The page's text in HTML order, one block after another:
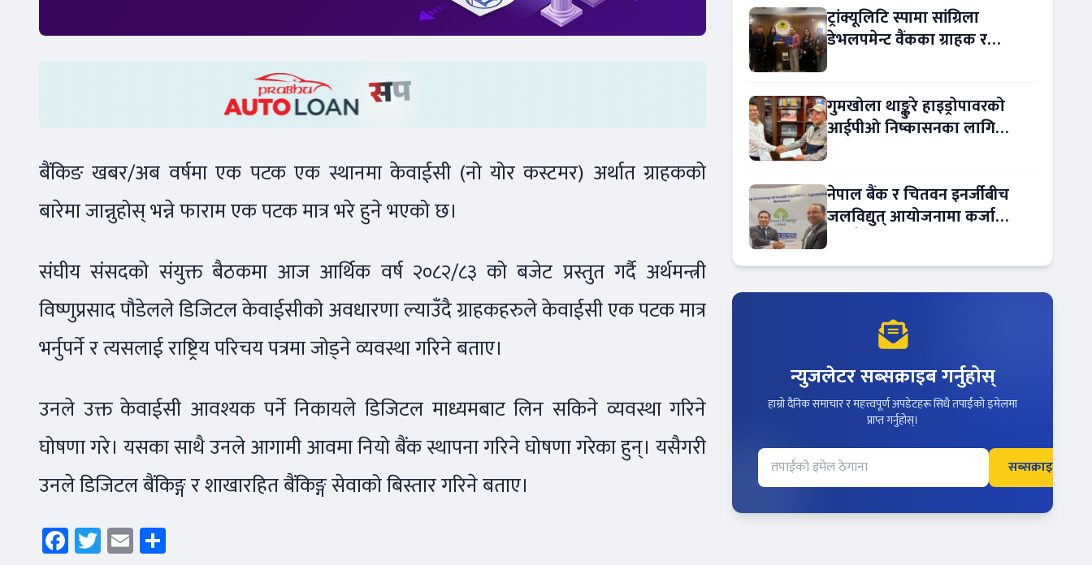
बैंकिङ खबर/अब वर्षमा एक पटक एक स्थानमा केवाईसी (नो योर कस्टमर) अर्थात ग्राहकको
बारेमा जान्नुहोस् भन्ने फाराम एक पटक मात्र भरे हुने भएको छ।
संघीय संसदकाे संयुक्त बैठकमा आज आर्थिक वर्ष २०८२/८३ को बजेट प्रस्तुत गर्दै अर्थमन्त्री
विष्णुप्रसाद पौडेलले डिजिटल केवाईसीको अवधारणा ल्याउँदै ग्राहकहरुले केवाईसी एक पटक मात्र
भर्नुपर्ने र त्यसलाई राष्ट्रिय परिचय पत्रमा जोड्ने व्यवस्था गरिने बताए।
उनले उक्त केवाईसी आवश्यक पर्ने निकायले डिजिटल माध्यमबाट लिन सकिने व्यवस्था गरिने
घोषणा गरे। यसका साथै उनले आगामी आवमा नियो बैंक स्थापना गरिने घोषणा गरेका हुन्। यसैगरी
उनले डिजिटल बैंकिङ्ग र शाखारहित बैंकिङ्ग सेवाको बिस्तार गरिने बताए।
Facebook
Twitter
Email
ट्रांक्यूलिटि स्पामा सांग्रिला
डेभलपमेन्ट वैंकका ग्राहक र
गुमखोला थाङ्कुरे हाइड्रोपावरको
आईपीओ निष्कासनका लागि
नेपाल बैंक र चितवन इनर्जीबीच
जलविद्युत् आयोजनामा कर्जा
न्युजलेटर सब्सक्राइब गर्नुहोस्
हाम्रो दैनिक समाचार र महत्त्वपूर्ण अपडेटहरू सिधै तपाईंको इमेलमा
प्राप्त गर्नुहोस्।
सब्सक्राइब